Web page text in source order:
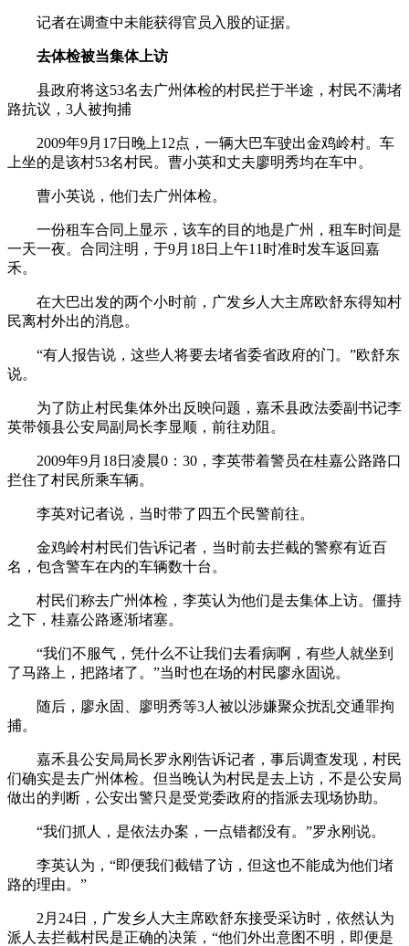
记者在调查中未能获得官员入股的证据。
去体检被当集体上访
县政府将这53名去广州体检的村民拦于半途，村民不满堵
路抗议，3人被拘捕
2009年9月17日晚上12点，一辆大巴车驶出金鸡岭村。车
上坐的是该村53名村民。曹小英和丈夫廖明秀均在车中。
曹小英说，他们去广州体检。
一份租车合同上显示，该车的目的地是广州，租车时间是
一天一夜。合同注明，于9月18日上午11时准时发车返回嘉
禾。
在大巴出发的两个小时前，广发乡人大主席欧舒东得知村
民离村外出的消息。
“有人报告说，这些人将要去堵省委省政府的门。”欧舒东
说。
为了防止村民集体外出反映问题，嘉禾县政法委副书记李
英带领县公安局副局长李显顺，前往劝阻。
2009年9月18日凌晨0：30，李英带着警员在桂嘉公路路口
拦住了村民所乘车辆。
李英对记者说，当时带了四五个民警前往。
金鸡岭村村民们告诉记者，当时前去拦截的警察有近百
名，包含警车在内的车辆数十台。
村民们称去广州体检，李英认为他们是去集体上访。僵持
之下，桂嘉公路逐渐堵塞。
“我们不服气，凭什么不让我们去看病啊，有些人就坐到
了马路上，把路堵了。”当时也在场的村民廖永固说。
随后，廖永固、廖明秀等3人被以涉嫌聚众扰乱交通罪拘
捕。
嘉禾县公安局局长罗永刚告诉记者，事后调查发现，村民
们确实是去广州体检。但当晚认为村民是去上访，不是公安局
做出的判断，公安出警只是受党委政府的指派去现场协助。
“我们抓人，是依法办案，一点错都没有。”罗永刚说。
李英认为，“即便我们截错了访，但这也不能成为他们堵
路的理由。”
2月24日，广发乡人大主席欧舒东接受采访时，依然认为
派人去拦截村民是正确的决策，“他们外出意图不明，即便是